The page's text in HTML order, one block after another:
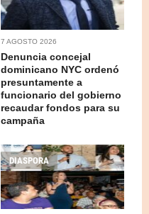
7 AGOSTO 2026
Denuncia concejal
dominicano NYC ordenó
presuntamente a
funcionario del gobierno
recaudar fondos para su
campaña
DIASPORA